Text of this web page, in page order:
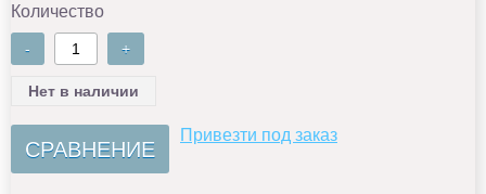
Количество
- +
Нет в наличии
СРАВНЕНИЕ
Привезти под заказ